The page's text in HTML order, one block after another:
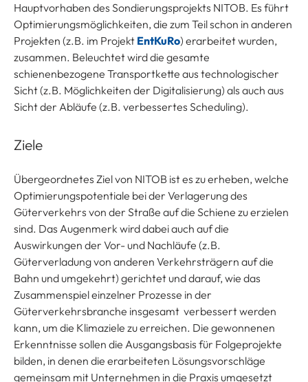
Hauptvorhaben des Sondierungsprojekts NITOB. Es führt
Optimierungsmöglichkeiten, die zum Teil schon in anderen
Projekten (z.B. im Projekt EntKuRo) erarbeitet wurden,
zusammen. Beleuchtet wird die gesamte
schienenbezogene Transportkette aus technologischer
Sicht (z.B. Möglichkeiten der Digitalisierung) als auch aus
Sicht der Abläufe (z.B. verbessertes Scheduling).
Ziele
Übergeordnetes Ziel von NITOB ist es zu erheben, welche
Optimierungspotentiale bei der Verlagerung des
Güterverkehrs von der Straße auf die Schiene zu erzielen
sind. Das Augenmerk wird dabei auch auf die
Auswirkungen der Vor- und Nachläufe (z.B.
Güterverladung von anderen Verkehrsträgern auf die
Bahn und umgekehrt) gerichtet und darauf, wie das
Zusammenspiel einzelner Prozesse in der
Güterverkehrsbranche insgesamt verbessert werden
kann, um die Klimaziele zu erreichen. Die gewonnenen
Erkenntnisse sollen die Ausgangsbasis für Folgeprojekte
bilden, in denen die erarbeiteten Lösungsvorschläge
gemeinsam mit Unternehmen in die Praxis umgesetzt